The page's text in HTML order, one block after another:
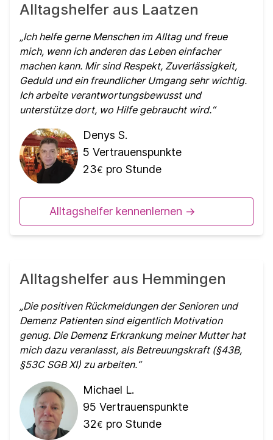
Alltagshelfer aus Laatzen
Ich helfe gerne Menschen im Alltag und freue
mich, wenn ich anderen das Leben einfacher
machen kann. Mir sind Respekt, Zuverlässigkeit,
Geduld und ein freundlicher Umgang sehr wichtig.
Ich arbeite verantwortungsbewusst und
unterstütze dort, wo Hilfe gebraucht wird.
Denys S.
5 Vertrauenspunkte
23€ pro Stunde
Alltagshelfer kennenlernen ->
Alltagshelfer aus Hemmingen
Die positiven Rückmeldungen der Senioren und
Demenz Patienten sind eigentlich Motivation
genug. Die Demenz Erkrankung meiner Mutter hat
mich dazu veranlasst, als Betreuungskraft (§43B,
§53C SGB XI) zu arbeiten.
Michael L.
95 Vertrauenspunkte
32€ pro Stunde